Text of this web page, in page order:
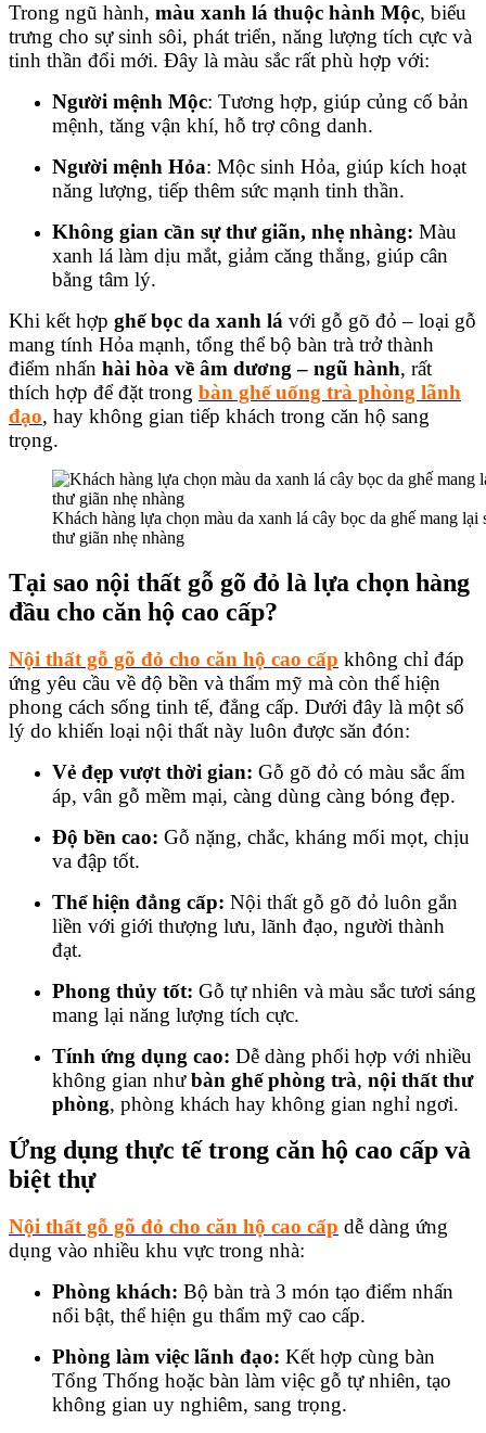
Trong ngũ hành, màu xanh lá thuộc hành Mộc, biểu
trưng cho sự sinh sôi, phát triển, năng lượng tích cực và
tinh thần đổi mới. Đây là màu sắc rất phù hợp với:
Người mệnh Mộc: Tương hợp, giúp củng cố bản
mệnh, tăng vận khí, hỗ trợ công danh.
Người mệnh Hỏa: Mộc sinh Hỏa, giúp kích hoạt
năng lượng, tiếp thêm sức mạnh tinh thần.
Không gian cần sự thư giãn, nhẹ nhàng: Màu
xanh lá làm dịu mắt, giảm căng thẳng, giúp cân
bằng tâm lý.
Khi kết hợp ghế bọc da xanh lá với gỗ gõ đỏ – loại gỗ
mang tính Hỏa mạnh, tổng thể bộ bàn trà trở thành
điểm nhấn hài hòa về âm dương – ngũ hành, rất
thích hợp để đặt trong bàn ghế uống trà phòng lãnh
đạo, hay không gian tiếp khách trong căn hộ sang
trọng.
Khách hàng lựa chọn màu da xanh lá cây bọc da ghế mang lại
thư giãn nhẹ nhàng
Tại sao nội thất gỗ gõ đỏ là lựa chọn hàng
đầu cho căn hộ cao cấp?
Nội thất gỗ gõ đỏ cho căn hộ cao cấp không chỉ đáp
ứng yêu cầu về độ bền và thẩm mỹ mà còn thể hiện
phong cách sống tinh tế, đẳng cấp. Dưới đây là một số
lý do khiến loại nội thất này luôn được săn đón:
Vẻ đẹp vượt thời gian: Gỗ gõ đỏ có màu sắc ấm
áp, vân gỗ mềm mại, càng dùng càng bóng đẹp.
Độ bền cao: Gỗ nặng, chắc, kháng mối mọt, chịu
va đập tốt.
Thể hiện đẳng cấp: Nội thất gỗ gõ đỏ luôn gắn
liền với giới thượng lưu, lãnh đạo, người thành
đạt.
Phong thủy tốt: Gỗ tự nhiên và màu sắc tươi sáng
mang lại năng lượng tích cực.
Tính ứng dụng cao: Dễ dàng phối hợp với nhiều
không gian nhưbàn ghế phòng trà, nội thất thư
phòng, phòng khách hay không gian nghỉ ngơi.
Ứng dụng thực tế trong căn hộ cao cấp và
biệt thự
Nội thất gỗ gõ đỏ cho căn hộ cao cấp dễ dàng ứng
dụng vào nhiều khu vực trong nhà:
Phòng khách: Bộ bàn trà 3 món tạo điểm nhấn
nổi bật, thể hiện gu thẩm mỹ cao cấp.
Phòng làm việc lãnh đạo: Kết hợp cùng bàn
Tổng Thống hoặc bàn làm việc gỗ tự nhiên, tạo
không gian uy nghiêm, sang trọng.